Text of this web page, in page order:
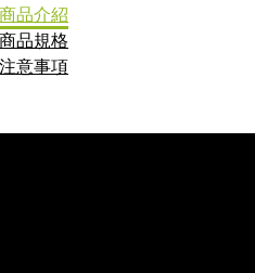
商品介紹
商品規格
注意事項